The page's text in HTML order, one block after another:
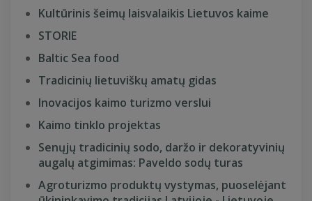
Kultūrinis šeimų laisvalaikis Lietuvos kaime
STORIE
Baltic Sea food
Tradicinių lietuviškų amatų gidas
Inovacijos kaimo turizmo verslui
Kaimo tinklo projektas
Senųjų tradicinių sodo, daržo ir dekoratyvinių
augalų atgimimas: Paveldo sodų turas
Agroturizmo produktų vystymas, puoselėjant